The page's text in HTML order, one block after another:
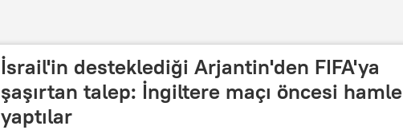
İsrail'in desteklediği Arjantin'den FIFA'ya
şaşırtan talep: İngiltere maçı öncesi hamle
yaptılar